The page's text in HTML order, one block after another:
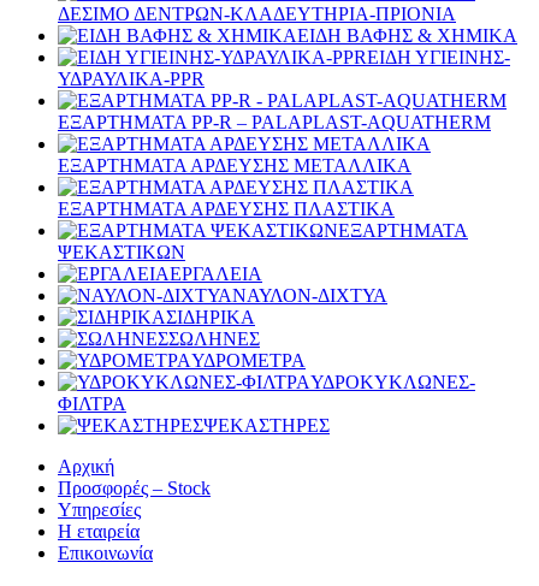
ΔΕΣΙΜΟ ΔΕΝΤΡΩΝ-ΚΛΑΔΕΥΤΗΡΙΑ-ΠΡΙΟΝΙΑ
ΕΙΔΗ ΒΑΦΗΣ & ΧΗΜΙΚΑ
ΕΙΔΗ ΥΓΙΕΙΝΗΣ-
ΥΔΡΑΥΛΙΚΑ-PPR
ΕΞΑΡΤΗΜΑΤΑ PP-R – PALAPLAST-AQUATHERM
ΕΞΑΡΤΗΜΑΤΑ ΑΡΔΕΥΣΗΣ ΜΕΤΑΛΛΙΚΑ
ΕΞΑΡΤΗΜΑΤΑ ΑΡΔΕΥΣΗΣ ΠΛΑΣΤΙΚΑ
ΕΞΑΡΤΗΜΑΤΑ
ΨΕΚΑΣΤΙΚΩΝ
ΕΡΓΑΛΕΙΑ
ΝΑΥΛΟΝ-ΔΙΧΤΥΑ
ΣΙΔΗΡΙΚΑ
ΣΩΛΗΝΕΣ
ΥΔΡΟΜΕΤΡΑ
ΥΔΡΟΚΥΚΛΩΝΕΣ-
ΦΙΛΤΡΑ
ΨΕΚΑΣΤΗΡΕΣ
Αρχική
Προσφορές – Stock
Υπηρεσίες
Η εταιρεία
Επικοινωνία